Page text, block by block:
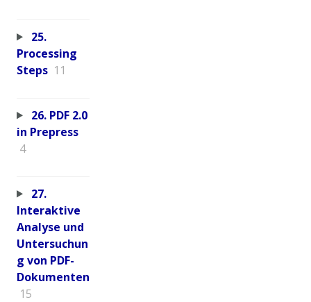
25.
Processing
Steps 11
26. PDF 2.0
in Prepress
4
27.
Interaktive
Analyse und
Untersuchun
g von PDF-
Dokumenten
15